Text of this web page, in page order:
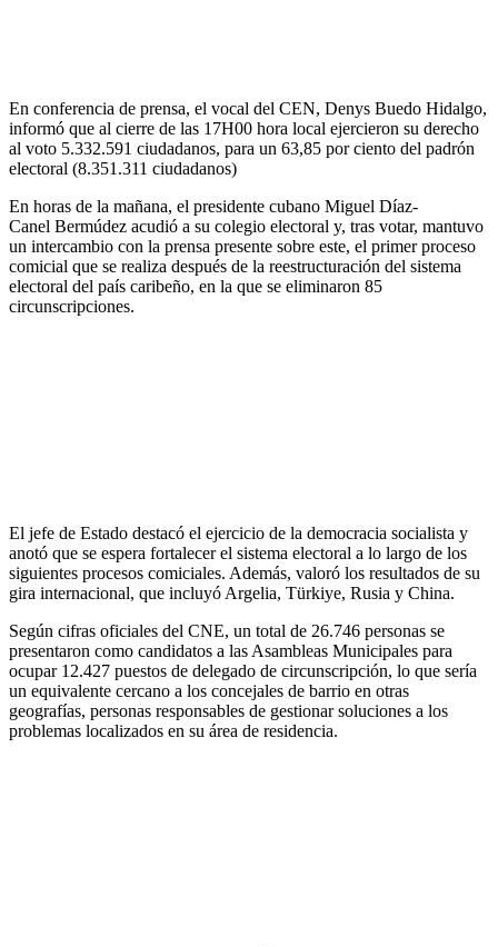
En conferencia de prensa, el vocal del CEN, Denys Buedo Hidalgo,
informó que al cierre de las 17H00 hora local ejercieron su derecho
al voto 5.332.591 ciudadanos, para un 63,85 por ciento del padrón
electoral (8.351.311 ciudadanos)
En horas de la mañana, el presidente cubano Miguel Díaz-
Canel Bermúdez acudió a su colegio electoral y, tras votar, mantuvo
un intercambio con la prensa presente sobre este, el primer proceso
comicial que se realiza después de la reestructuración del sistema
electoral del país caribeño, en la que se eliminaron 85
circunscripciones.
El jefe de Estado destacó el ejercicio de la democracia socialista y
anotó que se espera fortalecer el sistema electoral a lo largo de los
siguientes procesos comiciales. Además, valoró los resultados de su
gira internacional, que incluyó Argelia, Türkiye, Rusia y China.
Según cifras oficiales del CNE, un total de 26.746 personas se
presentaron como candidatos a las Asambleas Municipales para
ocupar 12.427 puestos de delegado de circunscripción, lo que sería
un equivalente cercano a los concejales de barrio en otras
geografías, personas responsables de gestionar soluciones a los
problemas localizados en su área de residencia.